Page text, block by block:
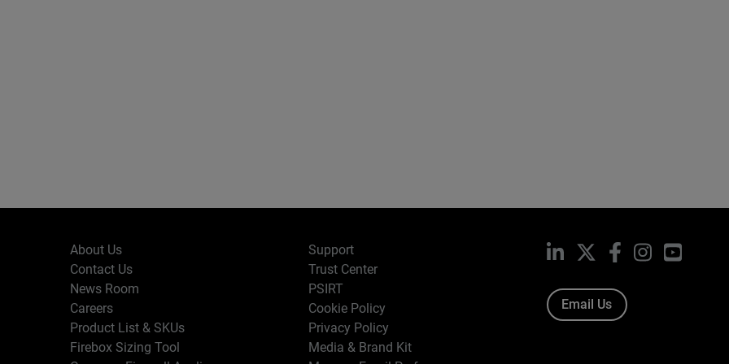
About Us
Contact Us
News Room
Careers
Product List & SKUs
Firebox Sizing Tool
Support
Trust Center
PSIRT
Cookie Policy
Privacy Policy
Media & Brand Kit
LinkedIn Facebook
Instagram
Email Us